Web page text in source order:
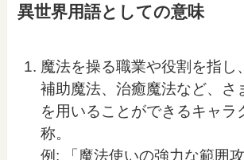
異世界用語としての意味
魔法を操る職業や役割を指し
補助魔法、治癒魔法など、さ
を用いることができるキャラ
称。
例: 「魔法使いの強力な範囲